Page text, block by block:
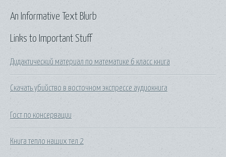
Links to Important Stuff
Дидактический материал по математике 6 класс книга
Скачать убийство в восточном экспрессе аудиокнига
Гост по консервации
Книга тепло наших тел 2
An Informative Text Blurb